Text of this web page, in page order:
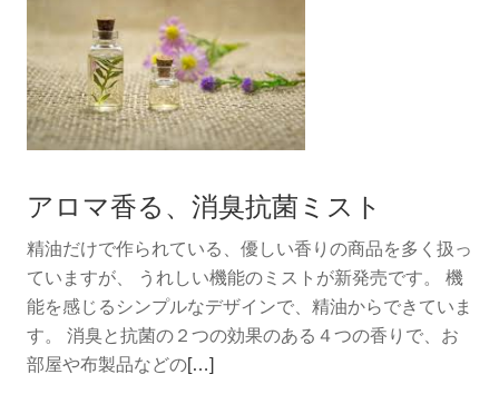
む
今
欲
し
い、
ッ
オ
アロマ香る、消臭抗菌ミスト
精油だけで作られている、優しい香りの商品を多く扱っ
ていますが、 うれしい機能のミストが新発売です。 機
能を感じるシンプルなデザインで、精油からできていま
す。 消臭と抗菌の２つの効果のある４つの香りで、お
部屋や布製品などの続
[…]